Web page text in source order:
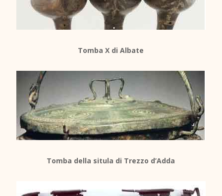
Tomba X di Albate
Tomba della situla di Trezzo d’Adda